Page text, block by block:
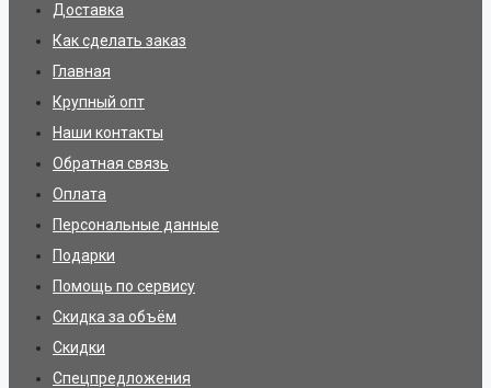
Доставка
Как сделать заказ
Главная
Крупный опт
Наши контакты
Обратная связь
Оплата
Персональные данные
Подарки
Помощь по сервису
Скидка за объём
Скидки
Спецпредложения